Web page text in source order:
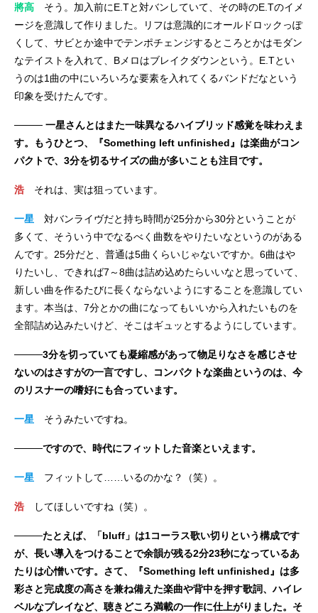
將高 そう。加入前にE.Tと対バンしていて、その時のE.Tのイメ
ージを意識して作りました。リフは意識的にオールドロックっぽ
くして、サビとか途中でテンポチェンジするところとかはモダン
なテイストを入れて、Bメロはブレイクダウンという。E.Tとい
うのは1曲の中にいろいろな要素を入れてくるバンドだなという
印象を受けたんです。
──── 一星さんとはまた一味異なるハイブリッド感覚を味わえま
す。もうひとつ、『Something left unfinished』は楽曲がコン
パクトで、3分を切るサイズの曲が多いことも注目です。
浩 それは、実は狙っています。
一星 対バンライヴだと持ち時間が25分から30分ということが
多くて、そういう中でなるべく曲数をやりたいなというのがある
んです。25分だと、普通は5曲くらいじゃないですか。6曲はや
りたいし、できれば7～8曲は詰め込めたらいいなと思っていて、
新しい曲を作るたびに長くならないようにすることを意識してい
ます。本当は、7分とかの曲になってもいいから入れたいものを
全部詰め込みたいけど、そこはギュッとするようにしています。
────3分を切っていても凝縮感があって物足りなさを感じさせ
ないのはさすがの一言ですし、コンパクトな楽曲というのは、今
のリスナーの嗜好にも合っています。
一星 そうみたいですね。
────ですので、時代にフィットした音楽といえます。
一星 フィットして……いるのかな？（笑）。
浩 してほしいですね（笑）。
────たとえば、「bluff」は1コーラス歌い切りという構成です
が、長い導入をつけることで余韻が残る2分23秒になっているあ
たりは心憎いです。さて、『Something left unfinished』は多
彩さと完成度の高さを兼ね備えた楽曲や背中を押す歌詞、ハイレ
ベルなプレイなど、聴きどころ満載の一作に仕上がりました。そ